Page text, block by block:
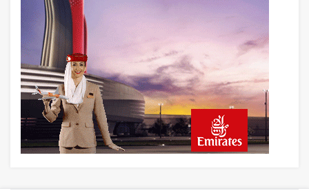
7 saat önce
Elektrikli uçaklar Avrupa’da kısa rotalara
hazırlanıyor
8 saat önce
Trump’ı taşıyan Marine One, yolcu
uçağına fazla yaklaştı
8 saat önce
İstanbul’a indi